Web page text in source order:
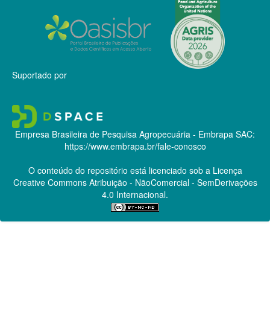
Suportado por
Empresa Brasileira de Pesquisa Agropecuária - Embrapa SAC:
https://www.embrapa.br/fale-conosco
O conteúdo do repositório está licenciado sob a Licença
Creative CommonsAtribuição - NãoComercial - SemDerivações
4.0 Internacional.